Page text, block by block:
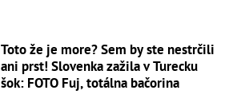
Toto že je more? Sem by ste nestrčili
ani prst! Slovenka zažila v Turecku
šok: FOTO Fuj, totálna bačorina